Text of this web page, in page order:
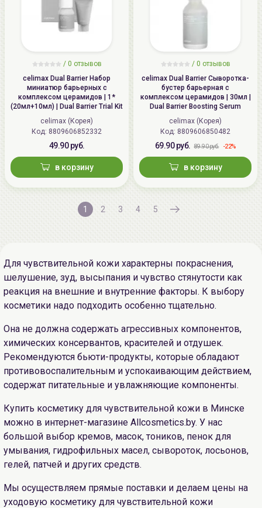
/ 0 отзывов
celimax Dual Barrier Набор
миниатюр барьерных с
комплексом церамидов | 1*
(20мл+10мл) | Dual Barrier Trial Kit
celimax (Корея)
Код: 8809606852332
49.90 руб.
в корзину
/ 0 отзывов
celimax Dual Barrier Сыворотка-
бустер барьерная с
комплексом церамидов | 30мл |
Dual Barrier Boosting Serum
celimax (Корея)
Код: 8809606850482
69.90 руб. 89.90 руб. -22%
в корзину
1 2 3 4 5
Для чувствительной кожи характерны покраснения,
шелушение, зуд, высыпания и чувство стянутости как
реакция на внешние и внутренние факторы. К выбору
косметики надо подходить особенно тщательно.
Она не должна содержать агрессивных компонентов,
химических консервантов, красителей и отдушек.
Рекомендуются бьюти-продукты, которые обладают
противовоспалительным и успокаивающим действием,
содержат питательные и увлажняющие компоненты.
Купить косметику для чувствительной кожи в Минске
можно в интернет-магазине Allcosmetics.by. У нас
большой выбор кремов, масок, тоников, пенок для
умывания, гидрофильных масел, сывороток, лосьонов,
гелей, патчей и других средств.
Мы осуществляем прямые поставки и делаем цены на
уходовую косметику для чувствительной кожи